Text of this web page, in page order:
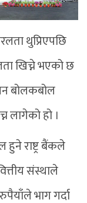
थुप्रिएपछि
खिच्ने भएको छ
बोलकबोल
लागेको हो ।
राष्ट्र बैंकले
संस्थाले
भाग गर्दा